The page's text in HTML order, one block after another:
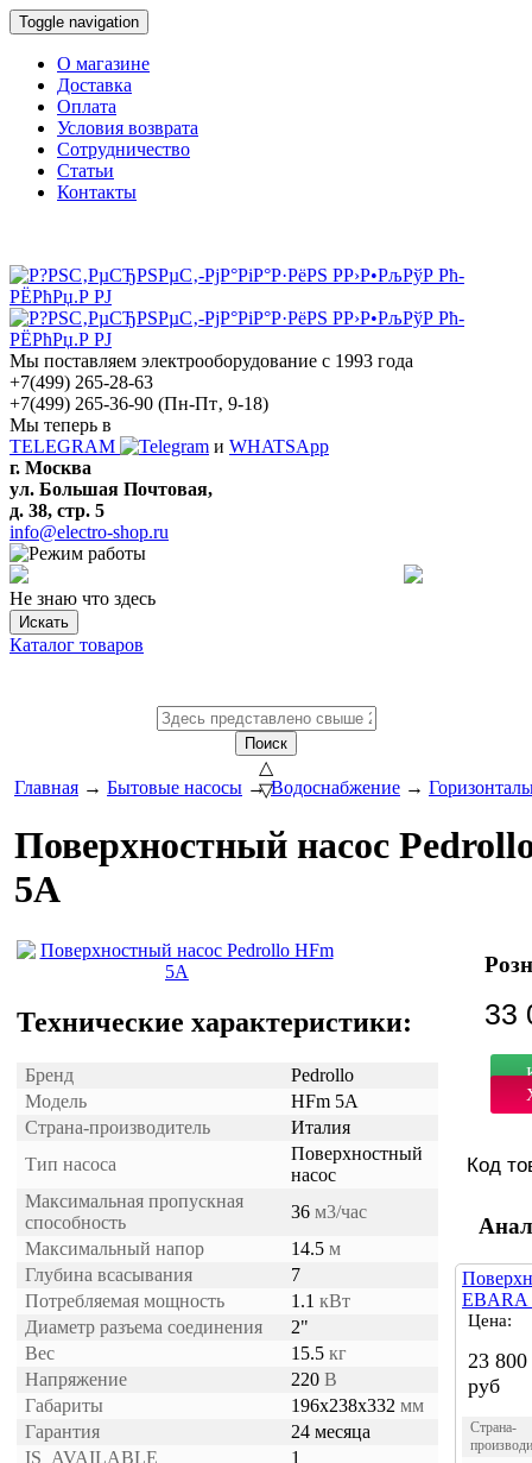
Toggle navigation
О магазине
Доставка
Оплата
Условия возврата
Сотрудничество
Статьи
Контакты
Мы поставляем электрооборудование с 1993 года
+7(499) 265-28-63
+7(499) 265-36-90 (Пн-Пт‚ 9-18)
Мы теперь в
TELEGRAM
и WHATSApp
г. Москва
ул. Большая Почтовая,
д. 38, стр. 5
info@electro-shop.ru
Не знаю что здесь
Искать
Каталог товаров
Поиск
△
▽
Главная → Бытовые насосы → Водоснабжение →
Поверхностный насос
5A
Технические характеристики:
Бренд
Pedrollo
Модель
HFm 5A
Страна-производитель
Италия
Тип насоса
Поверхностный
насос
Максимальная пропускная
способность
36 м3/час
Максимальный напор
14.5 м
Глубина всасывания
7
Потребляемая мощность
1.1 кВт
Диаметр разъема соединения
2"
Вес
15.5 кг
Напряжение
220 В
Габариты
196x238x332 мм
Гарантия
24 месяца
IS_AVAILABLE
1
33
Код
EBARA
Цена:
23 800
руб
Страна-